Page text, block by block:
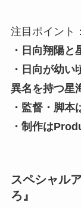
注目ポイント：
・日向翔陽と
・日向が幼
異名を持つ星
・監督・脚本
・制作は
スペシャル
ろ』